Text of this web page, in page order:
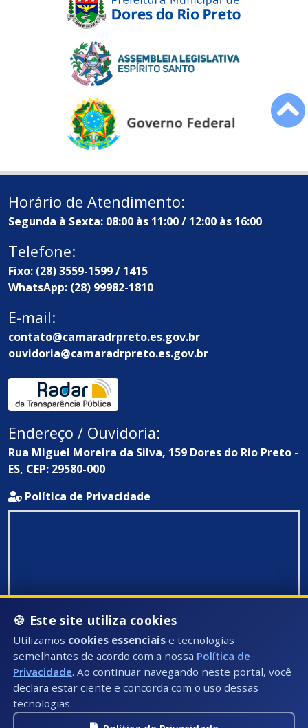
Horário de Atendimento:
Segunda à Sexta: 08:00 às 11:00 / 12:00 às 16:00
Telefone:
Fixo: (28) 3559-1599 / 1415
WhatsApp: (28) 99982-1810
E-mail:
contato@camaradrpreto.es.gov.br
ouvidoria@camaradrpreto.es.gov.br
Endereço / Ouvidoria:
Rua Miguel Moreira da Silva, 159 Dores do Rio Preto -
ES, CEP: 29580-000
Política de Privacidade
🍪 Este site utiliza cookies
Utilizamos cookies essenciais e tecnologias
semelhantes de acordo com a nossa Política de
Privacidade. Ao continuar navegando neste portal, você
declara estar ciente e concorda com o uso dessas
tecnologias.